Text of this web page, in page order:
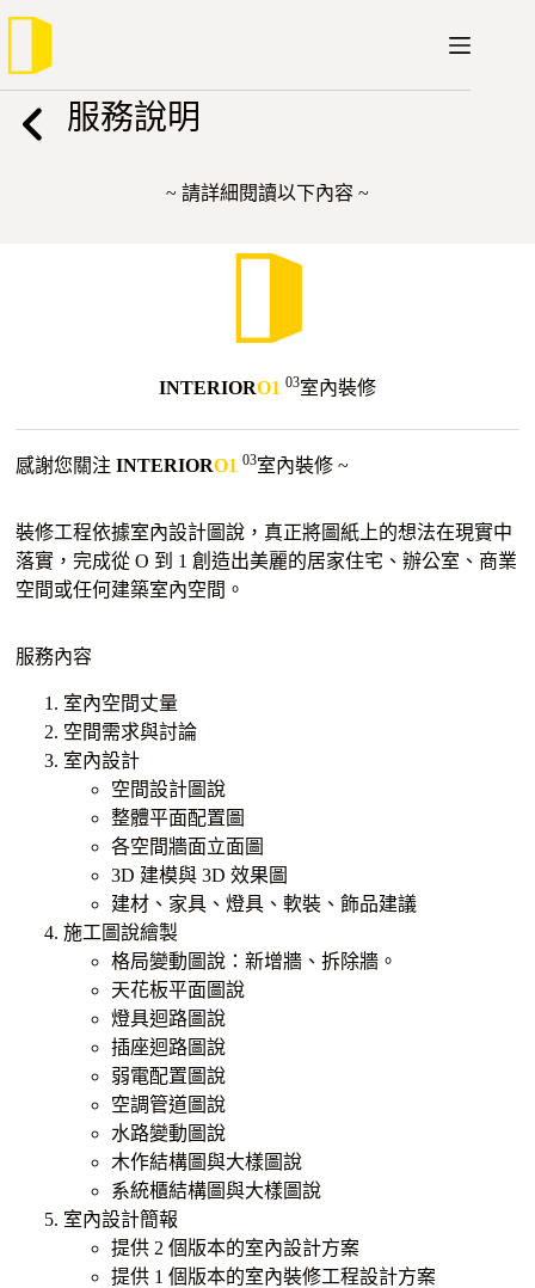
跳
主
服務說明
~ 請詳細閱讀以下內容 ~
INTERIORO1 03室內裝修
感謝您關注INTERIORO1 03室內裝修 ~
裝修工程依據室內設計圖說，真正將圖紙上的想法在現實中
落實，完成從 O 到 1 創造出美麗的居家住宅、辦公室、商業
空間或任何建築室內空間。
服務內容
室內空間丈量
空間需求與討論
室內設計
空間設計圖說
整體平面配置圖
各空間牆面立面圖
3D 建模與 3D 效果圖
建材、家具、燈具、軟裝、飾品建議
施工圖說繪製
格局變動圖說：新增牆、拆除牆。
天花板平面圖說
燈具迴路圖說
插座迴路圖說
弱電配置圖說
空調管道圖說
水路變動圖說
木作結構圖與大樣圖說
系統櫃結構圖與大樣圖說
室內設計簡報
提供 2 個版本的室內設計方案
提供 1 個版本的室內裝修工程設計方案